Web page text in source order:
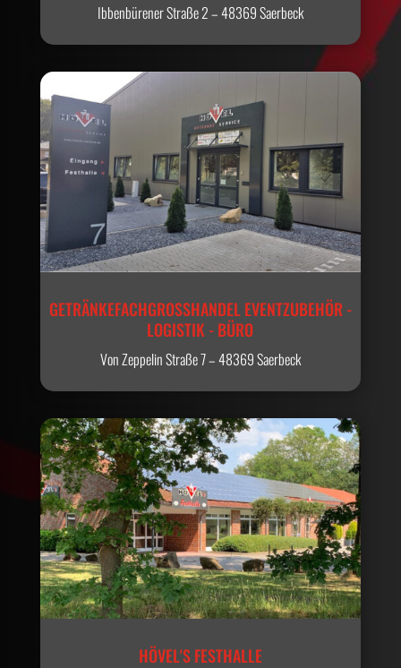
Ibbenbürener Straße 2 – 48369 Saerbeck
GETRÄNKEFACHGROSSHANDEL EVENTZUBEHÖR - L
OGISTIK - BÜRO
Von Zeppelin Straße 7 – 48369 Saerbeck
HÖVEL'S FESTHALLE